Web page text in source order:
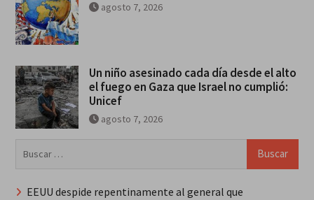
agosto 7, 2026
Un niño asesinado cada día desde el alto
el fuego en Gaza que Israel no cumplió:
Unicef
agosto 7, 2026
EEUU despide repentinamente al general que